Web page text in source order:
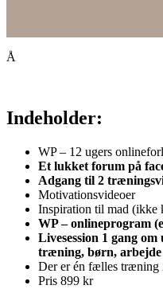
Å
Indeholder:
WP – 12 ugers
Et lukket forum på
Adgang til 2
Motivationsvideoer
Inspiration til mad (ikke
WP – onlineprogram
Livesession 1 gang
træning, børn, arbejde
Der er én fælles træning
Pris 899 kr